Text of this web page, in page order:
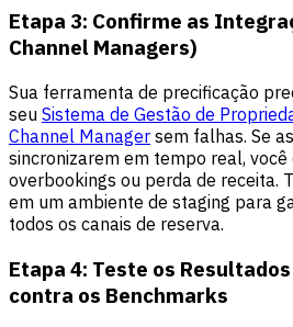
Etapa 3: Confirme as
Channel Managers)
Sua ferramenta de precificação
seu Sistema de Gestão de
Channel Manager sem falhas. Se
sincronizarem em tempo real, você
overbookings ou perda de receita.
em um ambiente de staging para
todos os canais de reserva.
Etapa 4: Teste os
contra os Benchmarks